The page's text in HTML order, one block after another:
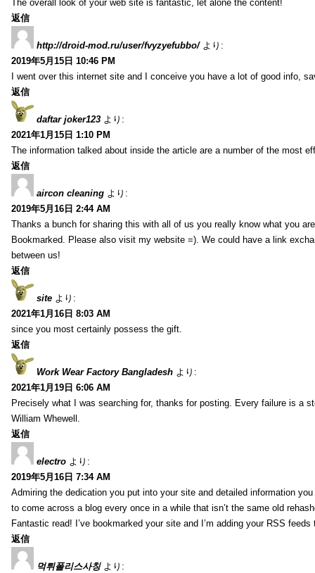
The overall look of your web site is fantastic, let alone the content!
返信
http://droid-mod.ru/user/fvyzyefubbo/ より:
2019年5月15日 10:46 PM
I went over this internet site and I conceive you have a lot of good info,
返信
daftar joker123 より:
2021年1月15日 1:10 PM
The information talked about inside the article are a number of the most
返信
aircon cleaning より:
2019年5月16日 2:44 AM
Thanks a bunch for sharing this with all of us you really know what you
Bookmarked. Please also visit my website =). We could have a link
between us!
返信
site より:
2021年1月16日 8:03 AM
since you most certainly possess the gift.
返信
Work Wear Factory Bangladesh より:
2021年1月19日 6:06 AM
Precisely what I was searching for, thanks for posting. Every failure is a
William Whewell.
返信
electro より:
2019年5月16日 7:34 AM
Admiring the dedication you put into your site and detailed information you
to come across a blog every once in a while that isn’t the same old
Fantastic read! I’ve bookmarked your site and I’m adding your RSS
返信
먹튀폴리스사칭 より: